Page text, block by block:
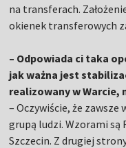
na transferach.
okienek transferowych
– Odpowiada ci taka
jak ważna jest
realizowany w Warcie,
– Oczywiście, że
grupą ludzi. Wzorami są
Szczecin. Z drugiej